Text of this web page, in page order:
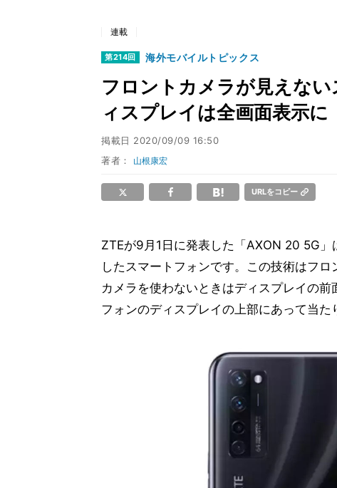
連載
第214回 海外モバイルトピックス
フロントカメラが見えな
ィスプレイは全画面表示に
掲載日 2020/09/09 16:50
著者： 山根康宏
URLをコピー
ZTEが9月1日に発表した「AXON 20 5G
したスマートフォンです。この技術はフロ
カメラを使わないときはディスプレイの
フォンのディスプレイの上部にあって当た